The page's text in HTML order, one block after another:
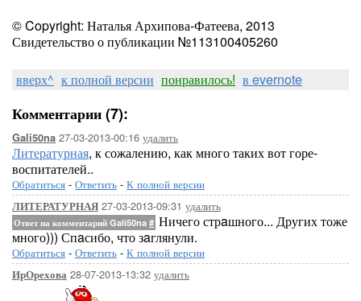
© Copyright: Наталья Архипова-Фатеева, 2013
Свидетельство о публикации №113100405260
вверх^ к полной версии понравилось! в evernote
Комментарии (7):
Gali50na 27-03-2013-00:16 удалить
Литературная, к сожалению, как много таких вот горе-
воспитателей..
Обратиться - Ответить - К полной версии
ЛИТЕРАТУРНАЯ 27-03-2013-09:31 удалить
Ответ на комментарий Gali50na # Ничего стрaшного... Других тоже
много))) Спaсибо, что зaглянули.
Обратиться - Ответить - К полной версии
ИрОрехова 28-07-2013-13:32 удалить